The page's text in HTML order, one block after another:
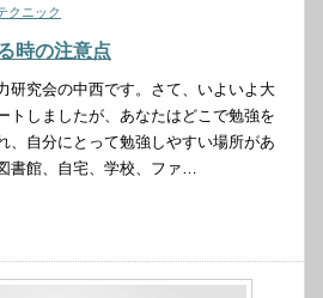
クニック
時の注意点
研究会の中西です。さて、いよいよ大
トしましたが、あなたはどこで勉強を
、自分にとって勉強しやすい場所があ
書館、自宅、学校、ファ…